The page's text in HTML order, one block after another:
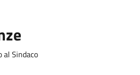
Sindaco